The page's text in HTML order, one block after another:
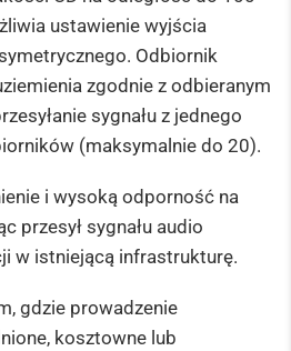
ustawienie wyjścia
Odbiornik
zgodnie z odbieranym
sygnału z jednego
(maksymalnie do 20).
i wysoką odporność na
przesył sygnału audio
w istniejącą infrastrukturę.
gdzie prowadzenie
kosztowne lub